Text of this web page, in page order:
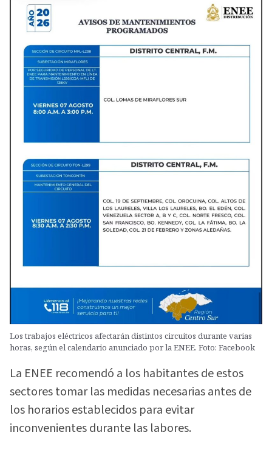
Los trabajos eléctricos afectarán distintos circuitos durante varias
horas, según el calendario anunciado por la ENEE. Foto: Facebook
La ENEE recomendó a los habitantes de estos
sectores tomar las medidas necesarias antes de
los horarios establecidos para evitar
inconvenientes durante las labores.